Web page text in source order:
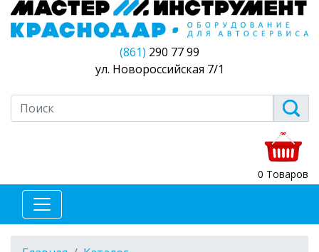
(861) 290 77 99
ул. Новороссийская 7/1
0 Товаров